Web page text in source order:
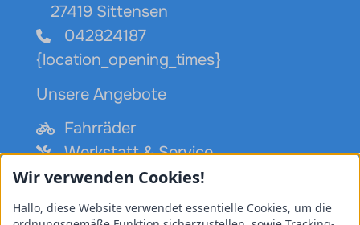
27419 Sittensen
042824187
{location_opening_times}
Unsere Angebote
Fahrräder
Werkstatt & Service
Leasing
Zubehör
Wir verwenden Cookies!
Hallo, diese Website verwendet essentielle Cookies, um die